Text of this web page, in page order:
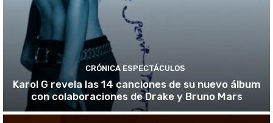
CRÓNICA ESPECTÁCULOS
Karol G revela las 14 canciones de su nuevo álbum
con colaboraciones de Drake y Bruno Mars